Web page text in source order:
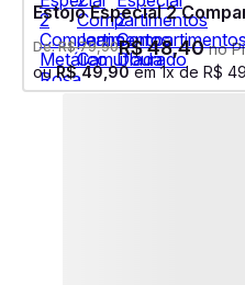
Estojo Especial 2
De:R$ 79,90R$48,40no
ouR$ 49,90em1x de R$ 49